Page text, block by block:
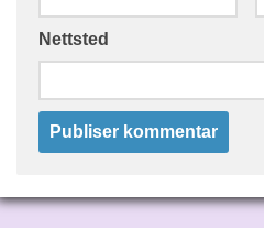
Nettsted